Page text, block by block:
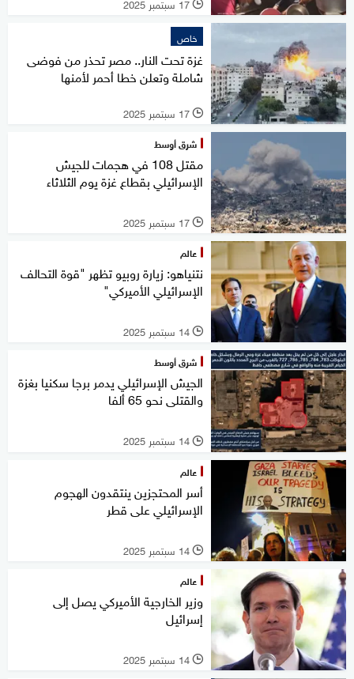
l 17 سبتمبر 2025
خاص
غزة تحت النار.. مصر تحذر من فوضى
شاملة وتعلن خطا أحمر لأمنها
l 17 سبتمبر 2025
شرق أوسط
مقتل 108 في هجمات للجيش
الإسرائيلي بقطاع غزة يوم الثلاثاء
l 17 سبتمبر 2025
عالم
نتنياهو: زيارة روبيو تظهر "قوة التحالف
الإسرائيلي الأميركي"
l 14 سبتمبر 2025
شرق أوسط
الجيش الإسرائيلي يدمر برجا سكنيا بغزة
والقتلى نحو 65 ألفا
l 14 سبتمبر 2025
عالم
أسر المحتجزين ينتقدون الهجوم
الإسرائيلي على قطر
l 14 سبتمبر 2025
عالم
وزير الخارجية الأميركي يصل إلى
إسرائيل
l 14 سبتمبر 2025